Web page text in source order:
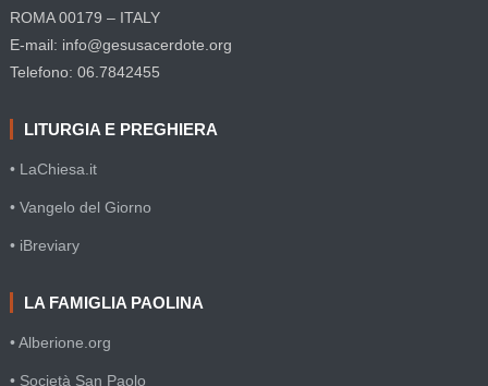
ROMA 00179 – ITALY
E-mail: info@gesusacerdote.org
Telefono: 06.7842455
LITURGIA E PREGHIERA
• LaChiesa.it
• Vangelo del Giorno
• iBreviary
LA FAMIGLIA PAOLINA
• Alberione.org
• Società San Paolo